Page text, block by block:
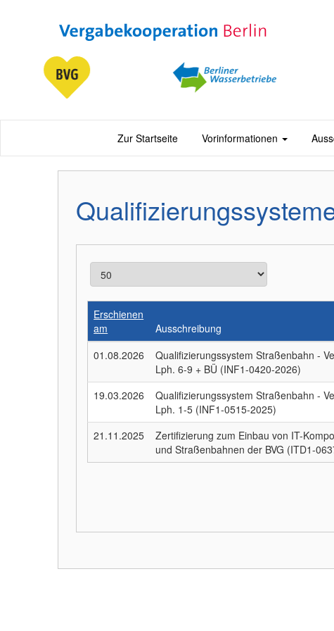
Zur Startseite Vorinformationen
Erschienen
am
Ausschreibung
01.08.2026
Qualifizierungssystem Straßenbahn -
Lph. 6-9 + BÜ (INF1-0420-2026)
19.03.2026
Qualifizierungssystem Straßenbahn -
Lph. 1-5 (INF1-0515-2025)
21.11.2025
Zertifizierung zum Einbau von IT-
und Straßenbahnen der BVG (ITD1-